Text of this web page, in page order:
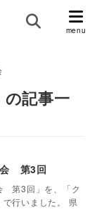
の記事一
会 第3回
第3回」を、「ク
行いました。 県